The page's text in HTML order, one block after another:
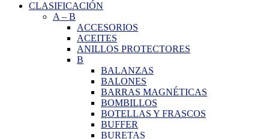
CLASIFICACIÓN
A– B
ACCESORIOS
ACEITES
ANILLOS PROTECTORES
B
BALANZAS
BALONES
BARRAS MAGNÉTICAS
BOMBILLOS
BOTELLAS Y FRASCOS
BUFFER
BURETAS